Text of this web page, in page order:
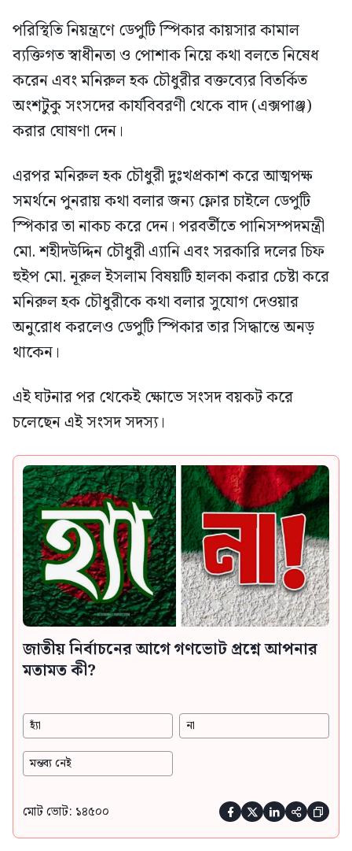
পরিস্থিতি নিয়ন্ত্রণে ডেপুটি স্পিকার কায়সার কামাল
ব্যক্তিগত স্বাধীনতা ও পোশাক নিয়ে কথা বলতে নিষেধ
করেন এবং মনিরুল হক চৌধুরীর বক্তব্যের বিতর্কিত
অংশটুকু সংসদের কার্যবিবরণী থেকে বাদ (এক্সপাঞ্জ)
করার ঘোষণা দেন।
এরপর মনিরুল হক চৌধুরী দুঃখপ্রকাশ করে আত্মপক্ষ
সমর্থনে পুনরায় কথা বলার জন্য ফ্লোর চাইলে ডেপুটি
স্পিকার তা নাকচ করে দেন। পরবর্তীতে পানিসম্পদমন্ত্রী
মো. শহীদউদ্দিন চৌধুরী এ্যানি এবং সরকারি দলের চিফ
হুইপ মো. নূরুল ইসলাম বিষয়টি হালকা করার চেষ্টা করে
মনিরুল হক চৌধুরীকে কথা বলার সুযোগ দেওয়ার
অনুরোধ করলেও ডেপুটি স্পিকার তার সিদ্ধান্তে অনড়
থাকেন।
এই ঘটনার পর থেকেই ক্ষোভে সংসদ বয়কট করে
চলেছেন এই সংসদ সদস্য।
জাতীয় নির্বাচনের আগে গণভোট প্রশ্নে আপনার
মতামত কী?
হ্যাঁ না
মন্তব্য নেই
মোট ভোট: ১৪৫০০     